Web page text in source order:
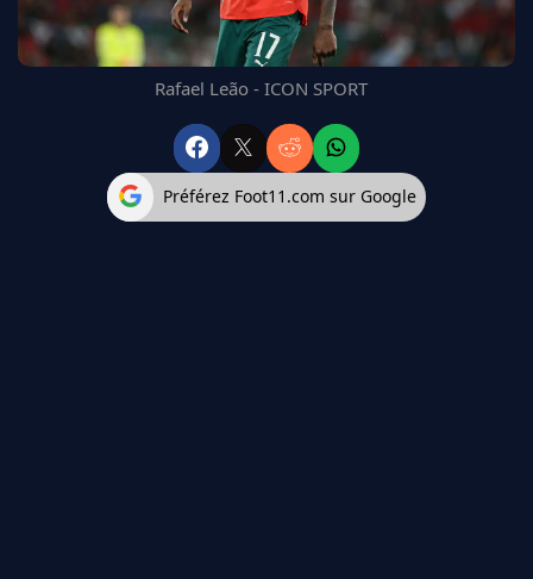
MANCHESTER UNITED
CHELSEA
ARSENAL
Rafael Leão - ICON SPORT
Préférez Foot11.com sur Google